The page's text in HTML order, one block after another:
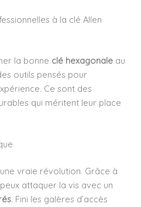
à la clé Allen
la bonne clé hexagonale au
outils pensés pour
Ce sont des
qui méritent leur place
vraie révolution. Grâce à
attaquer la vis avec un
. Fini les galères d’accès